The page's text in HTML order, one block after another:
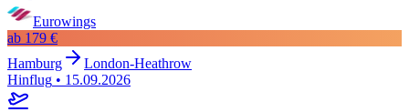
Eurowings
ab 179 €
Hamburg
London-Heathrow
Hinflug • 15.09.2026